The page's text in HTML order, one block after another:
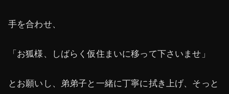
手を合わせ、
「お狐様、しばらく仮住まいに移って下さいませ」
とお願いし、弟弟子と一緒に丁寧に拭き上げ、そっと